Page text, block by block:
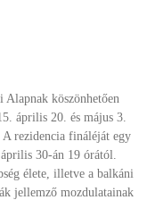
Alapnak köszönhetően
április 20. és május 3.
rezidencia fináléját egy
30-án 19 órától.
élete, illetve a balkáni
jellemző mozdulatainak